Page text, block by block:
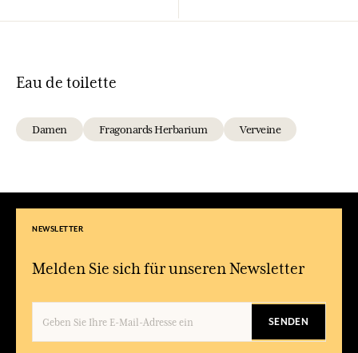
Eau de toilette
Damen Fragonards Herbarium Verveine
NEWSLETTER
Melden Sie sich für unseren Newsletter
SENDEN